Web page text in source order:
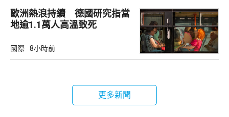
歐洲熱浪持續 德國研究指當
地逾1.1萬人高溫致死
國際 8小時前
更多新聞